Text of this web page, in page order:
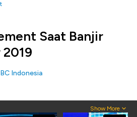
Saat Banjir
Indonesia
Show More